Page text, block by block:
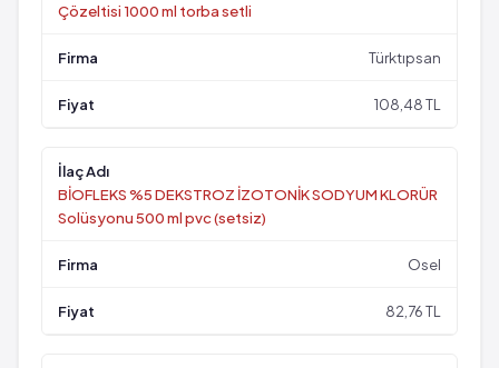
Çözeltisi 1000 ml torba setli
Türktıpsan
108,48 TL
BİOFLEKS %5 DEKSTROZ İZOTONİK SODYUM KLORÜR
Solüsyonu 500 ml pvc (setsiz)
Osel
82,76 TL